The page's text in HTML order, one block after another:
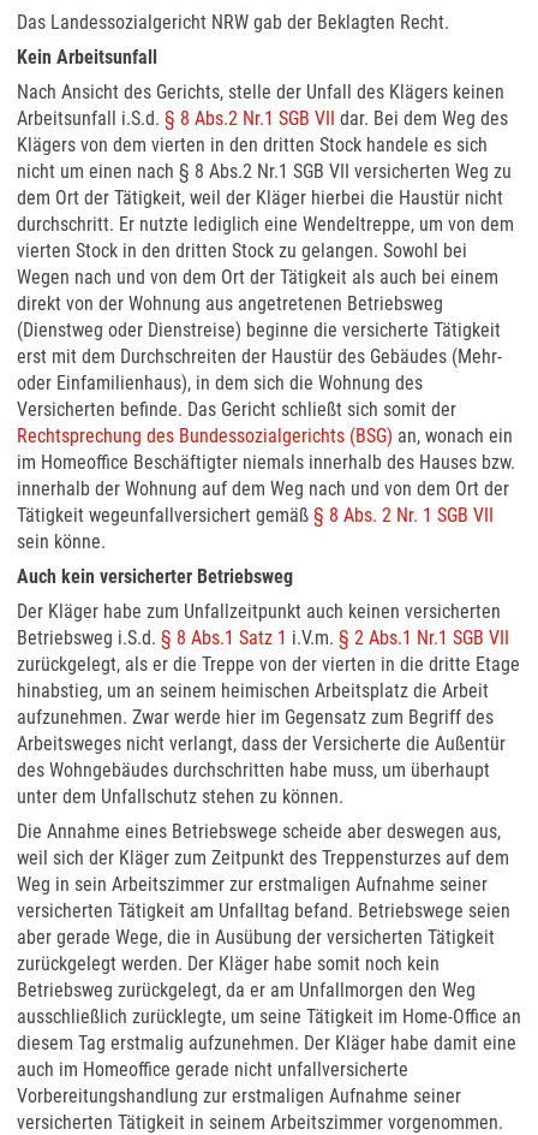
Das Landessozialgericht NRW gab der Beklagten Recht.
Kein Arbeitsunfall
Nach Ansicht des Gerichts, stelle der Unfall des Klägers keinen
Arbeitsunfall i.S.d. § 8 Abs.2 Nr.1 SGB VII dar. Bei dem Weg des
Klägers von dem vierten in den dritten Stock handele es sich
nicht um einen nach § 8 Abs.2 Nr.1 SGB VII versicherten Weg zu
dem Ort der Tätigkeit, weil der Kläger hierbei die Haustür nicht
durchschritt. Er nutzte lediglich eine Wendeltreppe, um von dem
vierten Stock in den dritten Stock zu gelangen. Sowohl bei
Wegen nach und von dem Ort der Tätigkeit als auch bei einem
direkt von der Wohnung aus angetretenen Betriebsweg
(Dienstweg oder Dienstreise) beginne die versicherte Tätigkeit
erst mit dem Durchschreiten der Haustür des Gebäudes (Mehr-
oder Einfamilienhaus), in dem sich die Wohnung des
Versicherten befinde. Das Gericht schließt sich somit der
Rechtsprechung des Bundessozialgerichts (BSG) an, wonach ein
im Homeoffice Beschäftigter niemals innerhalb des Hauses bzw.
innerhalb der Wohnung auf dem Weg nach und von dem Ort der
Tätigkeit wegeunfallversichert gemäß § 8 Abs. 2 Nr. 1 SGB VII
sein könne.
Auch kein versicherter Betriebsweg
Der Kläger habe zum Unfallzeitpunkt auch keinen versicherten
Betriebsweg i.S.d. § 8 Abs.1 Satz 1 i.V.m. § 2 Abs.1 Nr.1 SGB VII
zurückgelegt, als er die Treppe von der vierten in die dritte Etage
hinabstieg, um an seinem heimischen Arbeitsplatz die Arbeit
aufzunehmen. Zwar werde hier im Gegensatz zum Begriff des
Arbeitsweges nicht verlangt, dass der Versicherte die Außentür
des Wohngebäudes durchschritten habe muss, um überhaupt
unter dem Unfallschutz stehen zu können.
Die Annahme eines Betriebswege scheide aber deswegen aus,
weil sich der Kläger zum Zeitpunkt des Treppensturzes auf dem
Weg in sein Arbeitszimmer zur erstmaligen Aufnahme seiner
versicherten Tätigkeit am Unfalltag befand. Betriebswege seien
aber gerade Wege, die in Ausübung der versicherten Tätigkeit
zurückgelegt werden. Der Kläger habe somit noch kein
Betriebsweg zurückgelegt, da er am Unfallmorgen den Weg
ausschließlich zurücklegte, um seine Tätigkeit im Home-Office an
diesem Tag erstmalig aufzunehmen. Der Kläger habe damit eine
auch im Homeoffice gerade nicht unfallversicherte
Vorbereitungshandlung zur erstmaligen Aufnahme seiner
versicherten Tätigkeit in seinem Arbeitszimmer vorgenommen.